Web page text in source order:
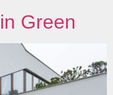
Green